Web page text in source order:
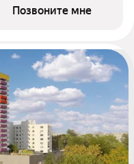
Позвоните мне